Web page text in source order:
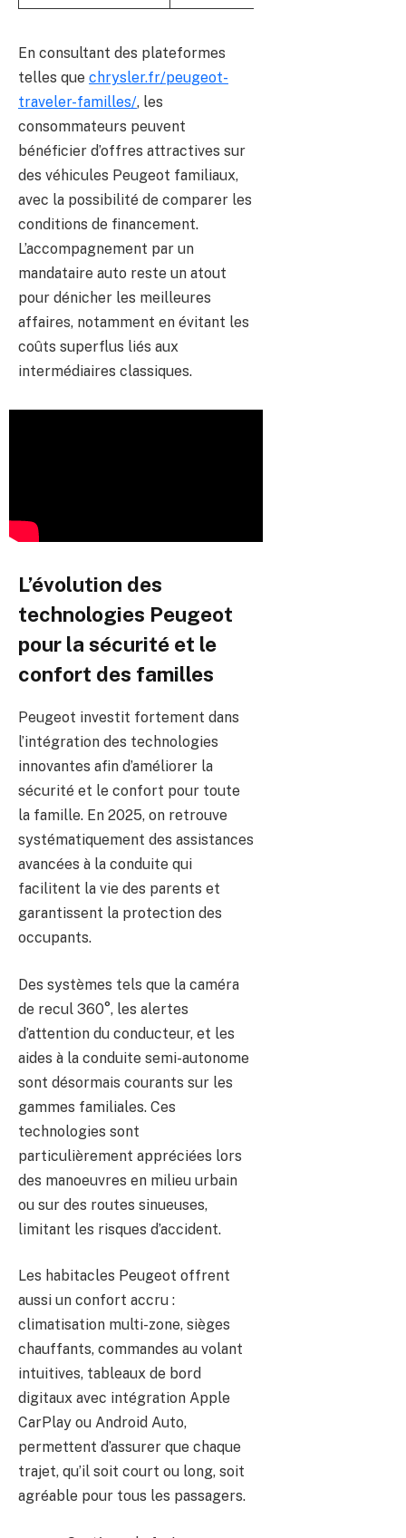
En consultant des plateformes
telles que chrysler.fr/peugeot-
traveler-familles/, les
consommateurs peuvent
bénéficier d’offres attractives sur
des véhicules Peugeot familiaux,
avec la possibilité de comparer les
conditions de financement.
L’accompagnement par un
mandataire auto reste un atout
pour dénicher les meilleures
affaires, notamment en évitant les
coûts superflus liés aux
intermédiaires classiques.
L’évolution des
technologies Peugeot
pour la sécurité et le
confort des familles
Peugeot investit fortement dans
l’intégration des technologies
innovantes afin d’améliorer la
sécurité et le confort pour toute
la famille. En 2025, on retrouve
systématiquement des assistances
avancées à la conduite qui
facilitent la vie des parents et
garantissent la protection des
occupants.
Des systèmes tels que la caméra
de recul 360°, les alertes
d’attention du conducteur, et les
aides à la conduite semi-autonome
sont désormais courants sur les
gammes familiales. Ces
technologies sont
particulièrement appréciées lors
des manoeuvres en milieu urbain
ou sur des routes sinueuses,
limitant les risques d’accident.
Les habitacles Peugeot offrent
aussi un confort accru :
climatisation multi-zone, sièges
chauffants, commandes au volant
intuitives, tableaux de bord
digitaux avec intégration Apple
CarPlay ou Android Auto,
permettent d’assurer que chaque
trajet, qu’il soit court ou long, soit
agréable pour tous les passagers.